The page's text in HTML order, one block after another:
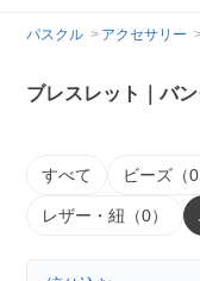
パスクル アクセサリー
ブレスレット｜バ
すべて ビーズ（0
レザー・紐（0）